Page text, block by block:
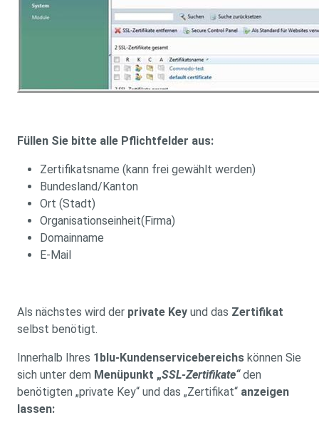
Füllen Sie bitte alle Pflichtfelder aus:
Zertifikatsname (kann frei gewählt werden)
Bundesland/Kanton
Ort (Stadt)
Organisationseinheit(Firma)
Domainname
E-Mail
Als nächstes wird der private Key und das Zertifikat
selbst benötigt.
Innerhalb Ihres 1blu-Kundenservicebereichs können Sie
sich unter dem Menüpunkt „SSL-Zertifikate“ den
benötigten „private Key“ und das „Zertifikat“ anzeigen
lassen: